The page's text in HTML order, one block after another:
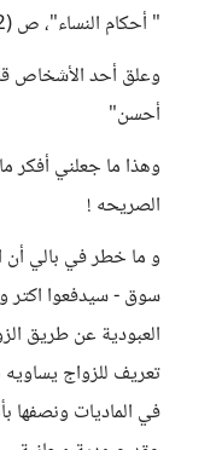
" أحكام النساء"، ص (72 - 73):
وعلق أحد الأشخاص
أحسن"
وهذا ما جعلني أفكر
الصريحه !
و ما خطر في بالي أن
سوق - سيدفعوا اكتر
العبودية عن طريق
تعريف للزواج
في الماديات ونصفها